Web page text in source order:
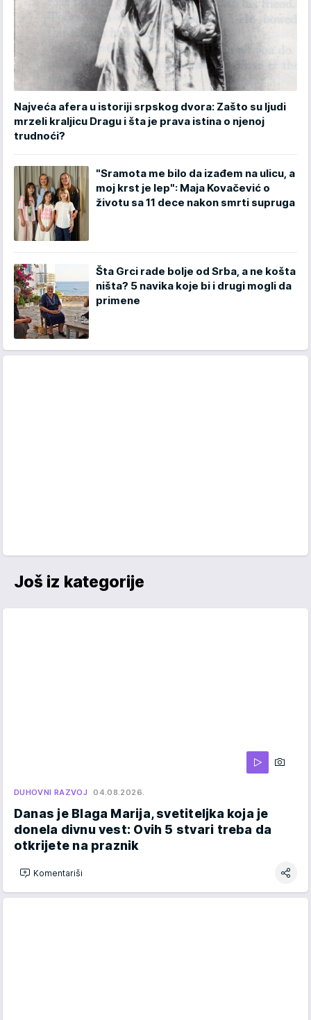
Najveća afera u istoriji srpskog dvora: Zašto su ljudi
mrzeli kraljicu Dragu i šta je prava istina o njenoj
trudnoći?
"Sramota me bilo da izađem na ulicu, a
moj krst je lep": Maja Kovačević o
životu sa 11 dece nakon smrti supruga
Šta Grci rade bolje od Srba, a ne košta
ništa? 5 navika koje bi i drugi mogli da
primene
Još iz kategorije
DUHOVNI RAZVOJ 04.08.2026.
Danas je Blaga Marija, svetiteljka koja je
donela divnu vest: Ovih 5 stvari treba da
otkrijete na praznik
Komentariši